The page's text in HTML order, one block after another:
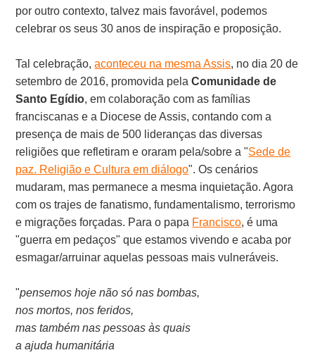
por outro contexto, talvez mais favorável, podemos
celebrar os seus 30 anos de inspiração e proposição.
Tal celebração,aconteceu na mesma Assis, no dia 20 de
setembro de 2016, promovida pelaComunidade de
Santo Egídio, em colaboração com as famílias
franciscanas e a Diocese de Assis, contando com a
presença de mais de 500 lideranças das diversas
religiões que refletiram e oraram pela/sobre a "Sede de
paz. Religião e Cultura em diálogo". Os cenários
mudaram, mas permanece a mesma inquietação. Agora
com os trajes de fanatismo, fundamentalismo, terrorismo
e migrações forçadas. Para o papa Francisco, é uma
"guerra em pedaços" que estamos vivendo e acaba por
esmagar/arruinar aquelas pessoas mais vulneráveis.
"pensemos hoje não só nas bombas,
nos mortos, nos feridos,
mas também nas pessoas às quais
a ajuda humanitária